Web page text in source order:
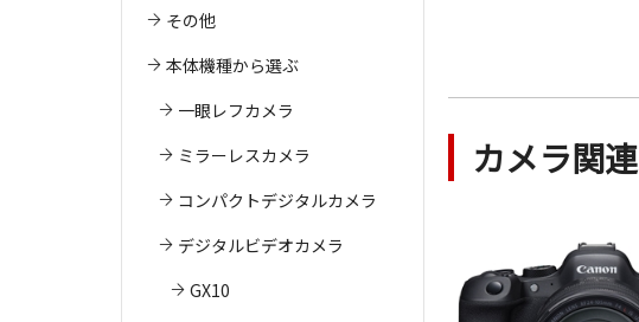
その他
本体機種から選ぶ
一眼レフカメラ
ミラーレスカメラ
コンパクトデジタルカメラ
デジタルビデオカメラ
GX10
カメラ関